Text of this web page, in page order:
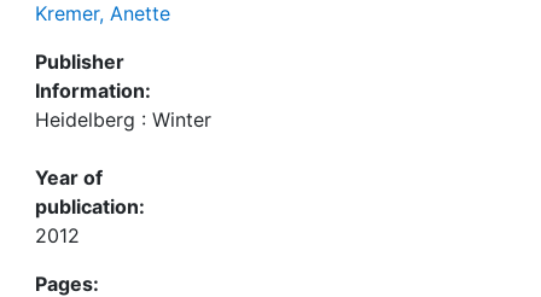
Kremer, Anette
Publisher
Information:
Heidelberg : Winter
Year of
publication:
2012
Pages: